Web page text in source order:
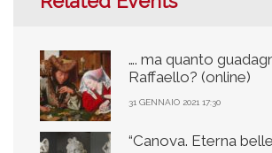
…. ma quanto
Raffaello? (online)
31 GENNAIO 2021 17:30
“Canova. Eterna